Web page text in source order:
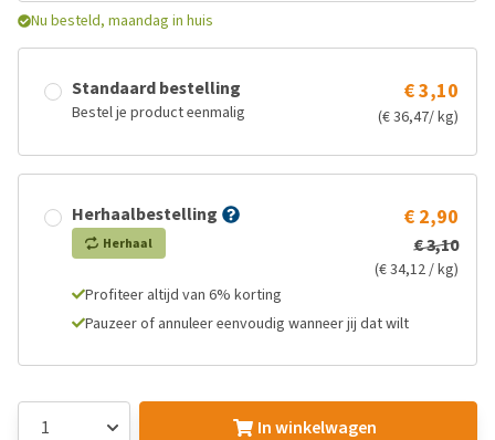
Nu besteld, maandag in huis
Standaard bestelling
Bestel je product eenmalig
€ 3,10
(€ 36,47/ kg)
Herhaalbestelling
Herhaal
€ 2,90
€ 3,10
(€ 34,12 / kg)
Profiteer altijd van 6% korting
Pauzeer of annuleer eenvoudig wanneer jij dat wilt
In winkelwagen